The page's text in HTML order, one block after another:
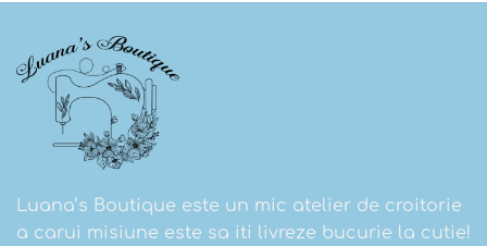
Luana’s Boutique este un mic atelier de croitorie
a carui misiune este sa iti livreze bucurie la cutie!